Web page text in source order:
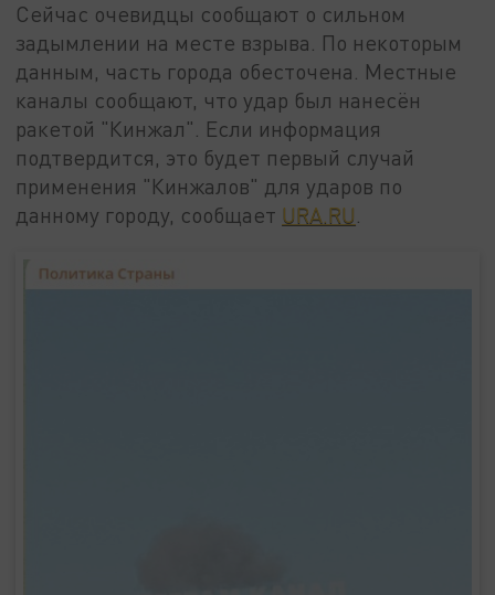
Сейчас очевидцы сообщают о сильном
задымлении на месте взрыва. По некоторым
данным, часть города обесточена. Местные
каналы сообщают, что удар был нанесён
ракетой "Кинжал". Если информация
подтвердится, это будет первый случай
применения "Кинжалов" для ударов по
данному городу, сообщает URA.RU